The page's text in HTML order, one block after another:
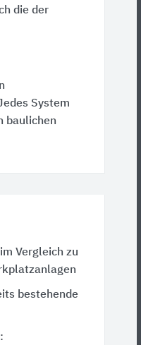
die der
System
baulichen
Vergleich zu
bestehende